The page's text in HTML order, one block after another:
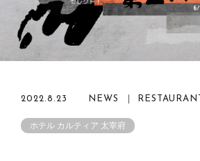
2022.8.23 NEWS ｜
ホテル カルティア 太宰府